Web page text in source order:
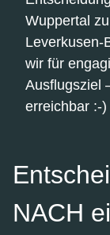
Wuppertal
Leverkusen-
wir für
Ausflugsziel
erreichbar :-)
NACH